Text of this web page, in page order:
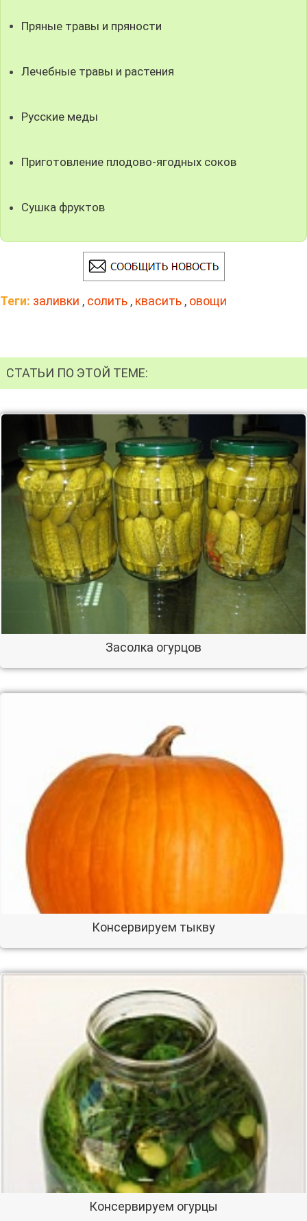
Пряные травы и пряности
Лечебные травы и растения
Русские меды
Приготовление плодово-ягодных соков
Сушка фруктов
Теги: заливки , солить , квасить , овощи
СТАТЬИ ПО ЭТОЙ ТЕМЕ:
Засолка огурцов
Консервируем тыкву
Консервируем огурцы